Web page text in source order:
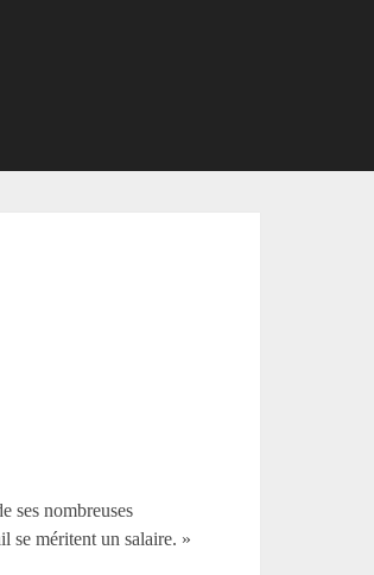
ses nombreuses
se méritent un salaire. »